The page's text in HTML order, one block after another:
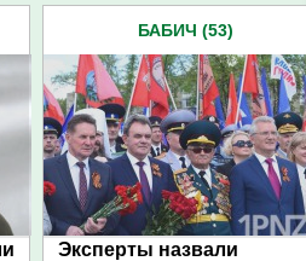
БАБИЧ (53)
Эксперты назвали